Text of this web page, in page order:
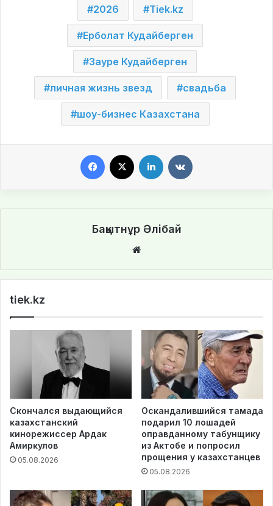
2026 Tiek.kz
Ерболат Кудайберген
Зауре Кудайберген
личная жизнь звезд свадьба
шоу-бизнес Казахстана
Бақытнұр Әлібай
te
tiek.kz
Скончался выдающийся
казахстанский
кинорежиссер Ардак
Амиркулов
05.08.2026
Оскандалившийся тамада
подарил 10 лошадей
оправданному табунщику
из Актобе и попросил
прощения у казахстанцев
05.08.2026